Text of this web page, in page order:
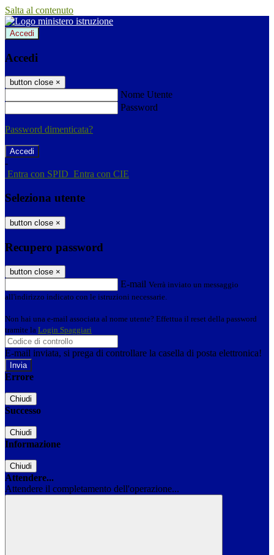
Salta al contenuto
Accedi
Accedi
button close ×
Nome Utente
Password
Password dimenticata?
-
Entra con SPID Entra con CIE
Seleziona utente
button close ×
Recupero password
button close ×
E-mail Verrà inviato un messaggio
all'indirizzo indicato con le istruzioni necessarie.
Non hai una e-mail associata al nome utente? Effettua il reset della password
tramite la Login Spaggiari
E-mail inviata, si prega di controllare la casella di posta elettronica!
Errore
Chiudi
Successo
Chiudi
Informazione
Chiudi
Attendere...
Attendere il completamento dell'operazione...